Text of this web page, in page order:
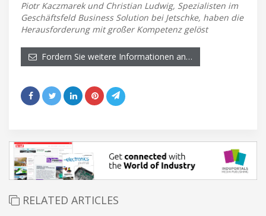
Piotr Kaczmarek und Christian Ludwig, Spezialisten im
Geschäftsfeld Business Solution bei Jetschke, haben die
Herausforderung mit großer Kompetenz gelöst
Fordern Sie weitere Informationen an…
RELATED ARTICLES